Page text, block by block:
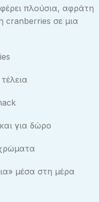
πλούσια, αφράτη
cranberries σε μια
για δώρο
μέσα στη μέρα